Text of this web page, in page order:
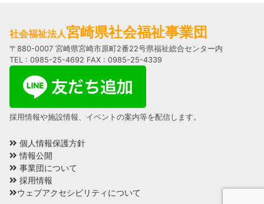
社会福祉法人宮崎県社会福祉事業団
〒880-0007 宮崎県宮崎市原町2番22号県福祉総合センター内
TEL : 0985-25-4692 FAX : 0985-25-4339
採用情報や施設情報、イベントの案内等を配信します。
個人情報保護方針
情報公開
事業団について
採用情報
ウェブアクセシビリティについて